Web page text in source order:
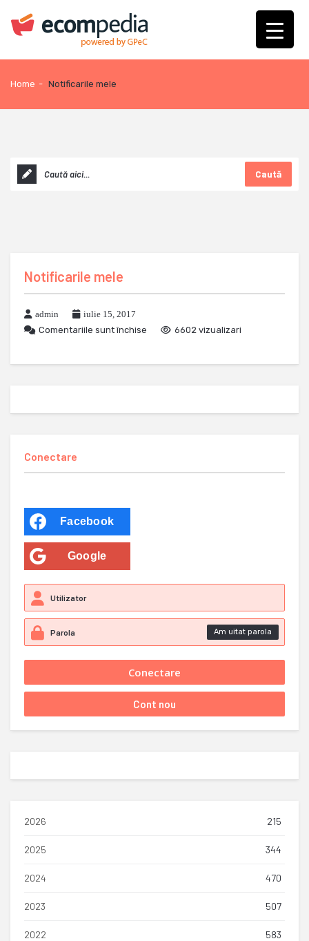
Home - Notificarile mele
Caută
Notificarile mele
admin
iulie 15, 2017
Comentariile sunt închise
6602 vizualizari
Conectare
Facebook
Google
Am uitat parola
2026 215
2025 344
2024 470
2023 507
2022 583